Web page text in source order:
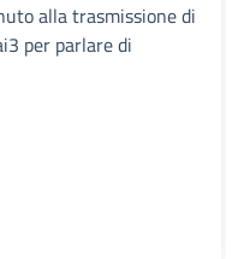
alla trasmissione di
per parlare di